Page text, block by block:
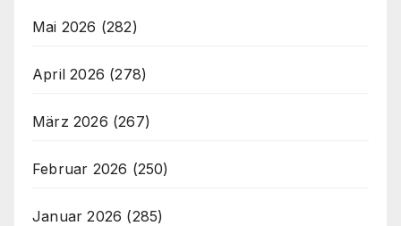
Mai 2026 (282)
April 2026 (278)
März 2026 (267)
Februar 2026 (250)
Januar 2026 (285)